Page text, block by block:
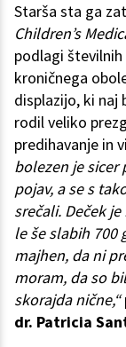
Starša sta ga
Children’s
podlagi
kroničnega
displazijo, ki naj
rodil veliko
predihavanje in
bolezen je sicer
pojav, a se s
srečali. Deček
le še slabih 700
majhen, da ni
moram, da so
skorajda nične,“
dr. Patricia